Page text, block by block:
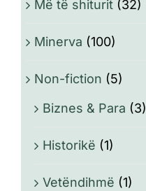
Më të shiturit (32)
Minerva (100)
Non-fiction (5)
Biznes & Para (3)
Historikë (1)
Vetëndihmë (1)